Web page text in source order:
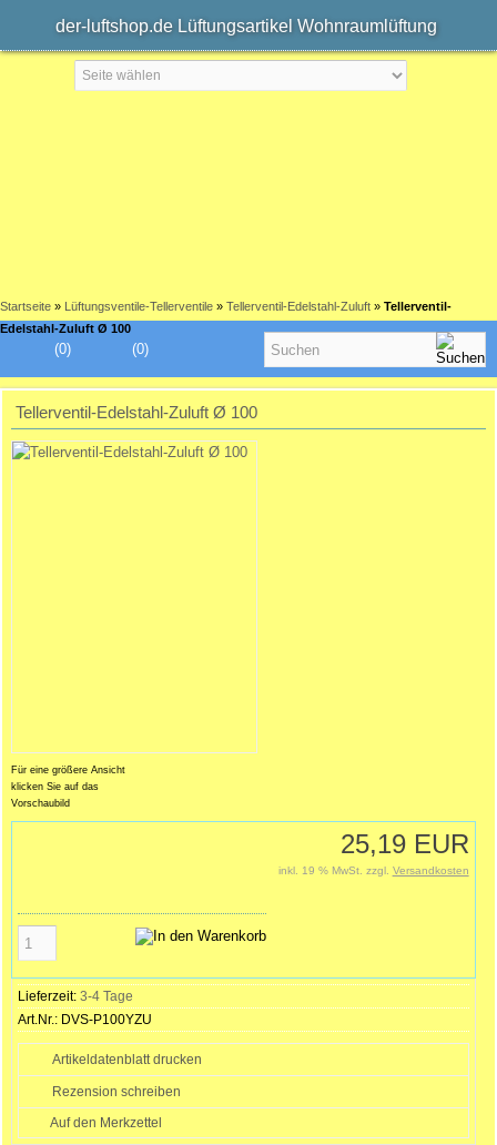
der-luftshop.de Lüftungsartikel Wohnraumlüftung
Startseite » Lüftungsventile-Tellerventile » Tellerventil-Edelstahl-Zuluft » Tellerventil-
Edelstahl-Zuluft Ø 100
(0)
(0)
Tellerventil-Edelstahl-Zuluft Ø 100
Für eine größere Ansicht
klicken Sie auf das
Vorschaubild
25,19 EUR
inkl. 19 % MwSt. zzgl. Versandkosten
Lieferzeit: 3-4 Tage
Art.Nr.: DVS-P100YZU
Artikeldatenblatt drucken
Rezension schreiben